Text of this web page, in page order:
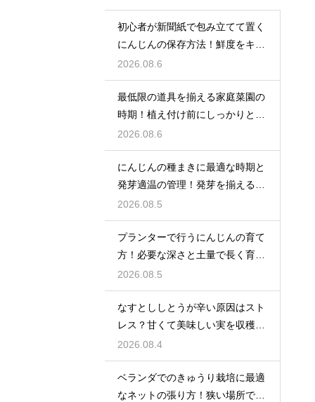
初心者が新聞紙で包み立てて置く
にんじんの保存方法！鮮度をキー
プする
2026.08.6
最低限の道具を揃える家庭菜園の
時期！植え付け前にしっかりと準
備をする
2026.08.6
にんじんの種まきに最適な時期と
発芽適温の管理！発芽を揃えるコ
ツ
2026.08.5
プランターで行うにんじんの育て
方！必要な深さと土量で長く育て
る
2026.08.5
なすとししとうが辛い原因はスト
レス？甘くて美味しい実を収穫す
る
2026.08.4
ベランダでのきゅうり栽培に最適
なネットの張り方！狭い場所でも